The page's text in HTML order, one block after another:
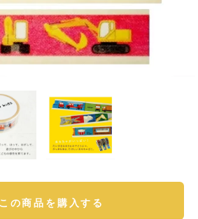
この商品を購入する